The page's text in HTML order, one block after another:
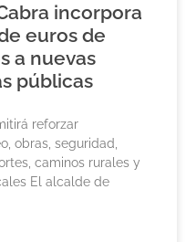
incorpora
euros de
a nuevas
públicas
reforzar
obras, seguridad,
caminos rurales y
El alcalde de